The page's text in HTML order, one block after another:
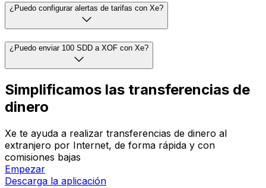
¿Puedo configurar alertas de tarifas con Xe?
¿Puedo enviar 100 SDD a XOF con Xe?
Simplificamos las transferencias de
dinero
Xe te ayuda a realizar transferencias de dinero al
extranjero por Internet, de forma rápida y con
comisiones bajas
Empezar
Descarga la aplicación